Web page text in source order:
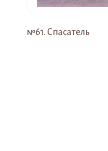
№61. Спасатель